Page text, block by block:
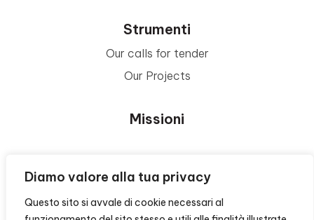
Diamo valore alla tua privacy
Questo sito si avvale di cookie necessari al
Strumenti
Our calls for tender
Our Projects
Missioni
Area Beneficiari
Privacy e Informative